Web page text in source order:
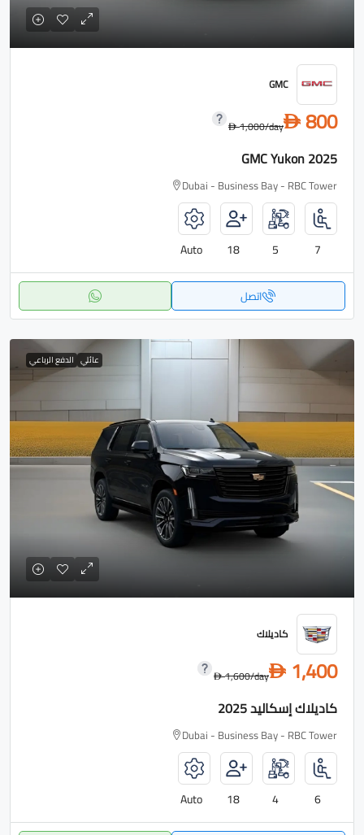
GMC
D 800
D1,000/day
GMC Yukon 2025
Dubai - Business Bay - RBC Tower
7
5
18
Auto
اتصل
عائلي الدفع الرباعي
كاديلاك
D 1,400
D1,600/day
كاديلاك إسكاليد 2025
Dubai - Business Bay - RBC Tower
6
4
18
Auto